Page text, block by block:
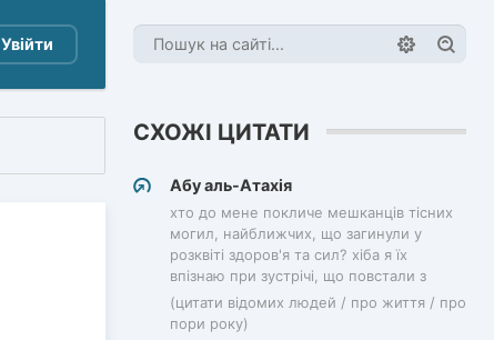
Увійти
СХОЖІ ЦИТАТИ
Абу аль-Атахія
хто до мене покличе мешканців тісних
могил, найближчих, що загинули у
розквіті здоров'я та сил? хіба я їх
впізнаю при зустрічі, що повстали з
(цитати відомих людей / про життя / про
пори року)